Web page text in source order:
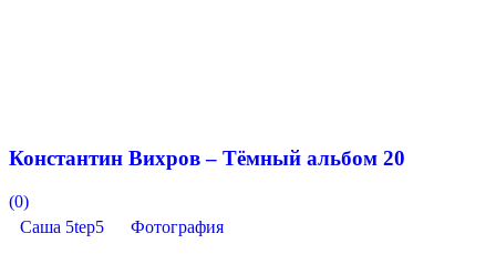
Константин Вихров – Тёмный альбом 20
(0)
Саша 5tep5
Фотография